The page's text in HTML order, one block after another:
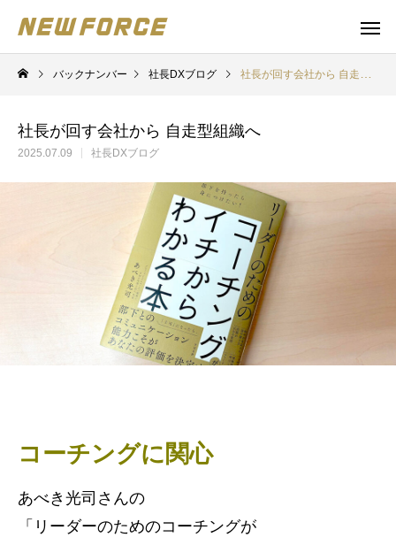
WEBコンテンツ Claude
バックナンバー 社長DXブログ 社長が回す会社から 自走型組織へ
社長が回す会社から 自走型組織へ
2025.07.09 社長DXブログ
コーチングに関心
あべき光司さんの
「リーダーのためのコーチングが